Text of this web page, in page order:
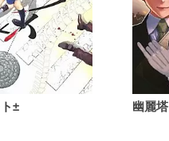
± 幽麗塔